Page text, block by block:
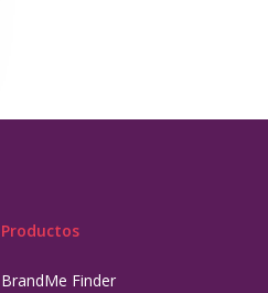
Productos
BrandMe Finder